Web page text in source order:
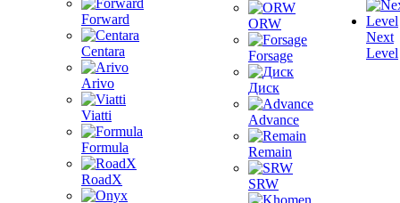
Forward
Centara
Arivo
Viatti
Formula
RoadX
ORW
Forsage
Диск
Advance
Remain
SRW
Next
Level